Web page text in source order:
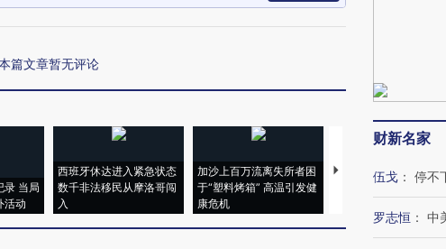
篇文章暂无评论
录 当局
活动
西班牙休达进入紧急状态
数千非法移民从摩洛哥闯
入
加沙上百万流离失所者困
于“塑料烤箱” 高温引发健
康危机
马航飞行员跨国走私7
粒摇头丸 尿检体内含3
财新名家
伍戈 ： 停不
罗志恒 ： 中